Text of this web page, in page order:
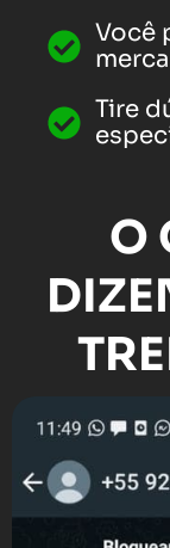
Você
Tire
O